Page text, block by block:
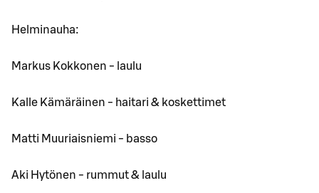
Helminauha:
Markus Kokkonen - laulu
Kalle Kämäräinen - haitari & koskettimet
Matti Muuriaisniemi - basso
Aki Hytönen - rummut & laulu